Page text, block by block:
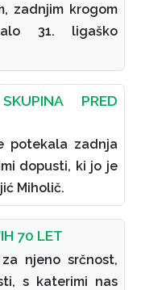
zadnjim krogom
31. ligaško
PRED
potekala zadnja
dopusti, ki jo je
Miholič.
70 LET
njeno srčnost,
s katerimi nas